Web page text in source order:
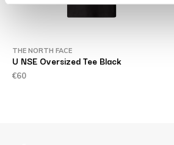
THE NORTH FACE
U NSE Oversized Tee Black
€60